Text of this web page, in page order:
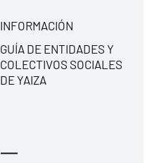
INFORMACIÓN
GUÍA DE ENTIDADES Y
COLECTIVOS SOCIALES
DE YAIZA
—